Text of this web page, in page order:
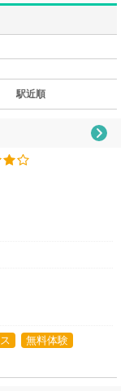
駅近順
無料体験